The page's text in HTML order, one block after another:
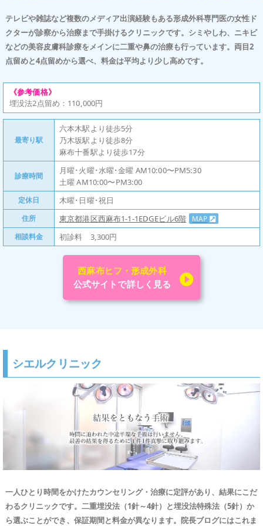
テレビや雑誌など複数のメディア出演経験もある形成外科専門医の女性ド
クターが診察から治療まで手掛けるクリニックです。シミやしわ、ニキビ
などの美容皮膚科診療をメインに二重や鼻の治療も行っています。両目2
点留めと4点留めから選べ、料金は平均より少し高めです。
《参考価格》
埋没法2点留め：110,000円
最寄り駅
六本木駅より徒歩5分
乃木坂駅より徒歩8分
麻布十番駅より徒歩17分
診療時間
月曜･火曜･水曜･金曜 AM10:00〜PM5:30
土曜 AM10:00〜PM3:00
定休日 木曜･日曜･祝日
住所 東京都港区西麻布1-1-1EDGEビル6階 MAP
相談料金 初診料 3,300円
西麻布ヒフ・形成外科
公式サイトで詳しく見る
シエルクリニック
一人ひとり時間をかけたカウンセリング・治療に定評があり、結果にこだ
わるクリニックです。二重埋没法（1針～4針）と埋没法特殊法（5針）か
ら選ぶことができ、保証期間と料金が異なります。院長ブログにはこれま